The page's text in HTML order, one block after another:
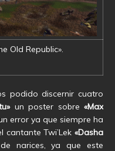
Old Republic».
podido discernir cuatro
un poster sobre«Max
error ya que siempre ha
Twi’Lek «Dasha
narices, ya que este